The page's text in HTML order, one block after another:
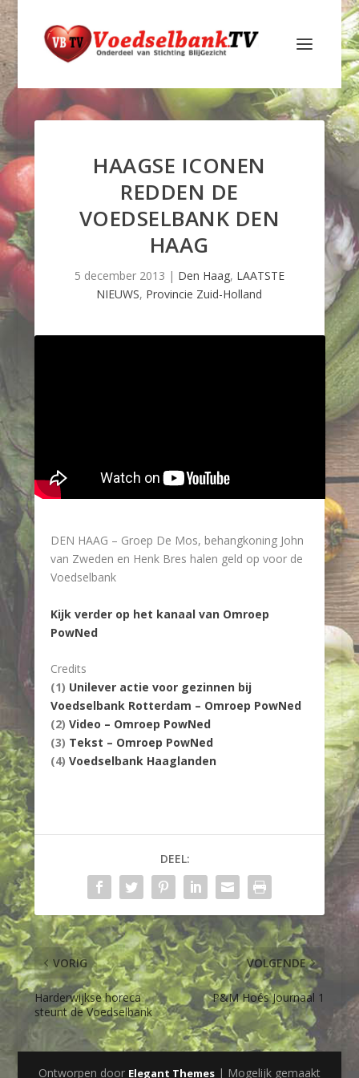
HAAGSE ICONEN
REDDEN DE
VOEDSELBANK DEN
HAAG
5 december 2013 | Den Haag, LAATSTE
NIEUWS, Provincie Zuid-Holland
DEN HAAG – Groep De Mos, behangkoning John
van Zweden en Henk Bres halen geld op voor de
Voedselbank
Kijk verder op het kanaal van Omroep
PowNed
Credits
(1) Unilever actie voor gezinnen bij
Voedselbank Rotterdam – Omroep PowNed
(2) Video – Omroep PowNed
(3) Tekst – Omroep PowNed
(4) Voedselbank Haaglanden
DEEL:
VORIG
Harderwijkse horeca
steunt de Voedselbank
VOLGENDE
P&M Hoés Journaal 1
Ontworpen door Elegant Themes| Mogelijk gemaakt